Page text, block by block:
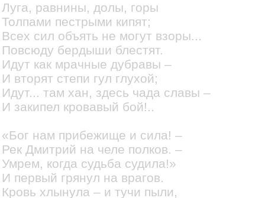
Луга, равнины, долы, горы
Толпами пестрыми кипят;
Всех сил объять не могут взоры...
Повсюду бердыши блестят.
Идут как мрачные дубравы –
И вторят степи гул глухой;
Идут... там хан, здесь чада славы –
И закипел кровавый бой!..
«Бог нам прибежище и сила! –
Рек Дмитрий на челе полков. –
Умрем, когда судьба судила!»
И первый грянул на врагов.
Кровь хлынула – и тучи пыли,